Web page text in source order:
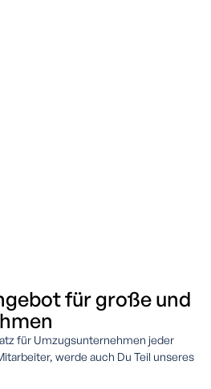
für große und
für Umzugsunternehmen jeder
werde auch Du Teil unseres